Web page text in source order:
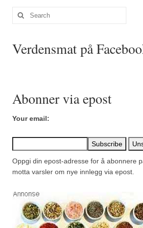
Search
for:
Verdensmat på
Abonner via epost
Your email:
Oppgi din epost-adresse for å abonnere
motta varsler om nye innlegg via epost.